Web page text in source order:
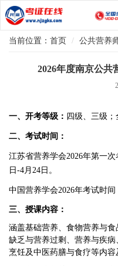
当前位置： 首页 公共营养
2026年度南京公共
一、开考等级： 四级、三级；
二、考试时间：
江苏省营养学会2026年第一
日-4月24日。
中国营养学会2026年考试时间
三、授课内容：
涵盖基础营养、食物营养与
缺乏与营养过剩、营养与疾
烹饪及中医药膳与食疗等内容